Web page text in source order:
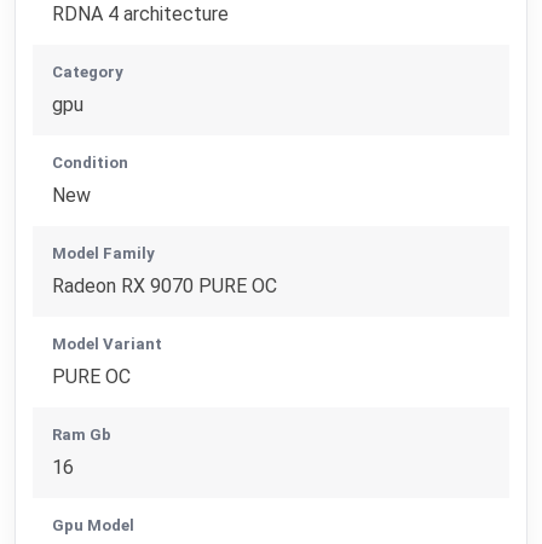
RDNA 4 architecture
Category
gpu
Condition
New
Model Family
Radeon RX 9070 PURE OC
Model Variant
PURE OC
Ram Gb
16
Gpu Model